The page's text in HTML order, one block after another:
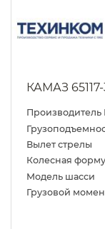
КАМАЗ
Вылет стрелы
Колесная
Модель шасси
Грузовой